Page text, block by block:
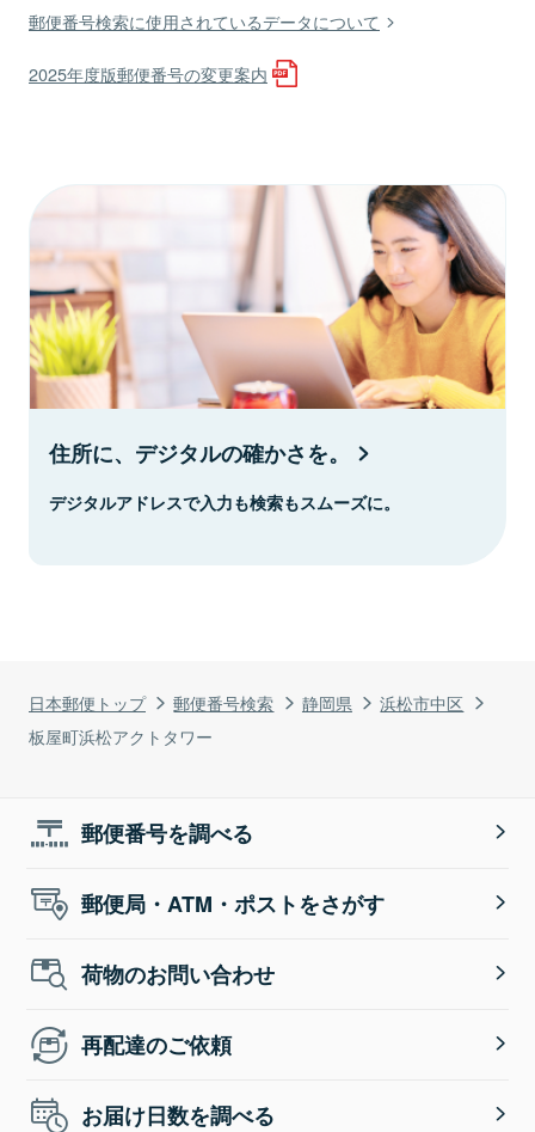
日本郵便トップ 郵便番号検索 静岡県
浜松市中区
板屋町浜松アクトタワー
郵便番号検索に使用されているデータについて
2025年度版郵便番号の変更案内
住所に、デジタルの確かさを。
デジタルアドレスで入力も検索もスムーズに。
郵便番号を調べる
郵便局・ATM・ポストをさがす
荷物のお問い合わせ
再配達のご依頼
お届け日数を調べる